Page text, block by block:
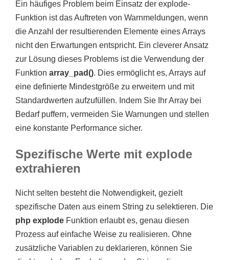
Ein häufiges Problem beim Einsatz der explode-
Funktion ist das Auftreten von Warnmeldungen, wenn
die Anzahl der resultierenden Elemente eines Arrays
nicht den Erwartungen entspricht. Ein cleverer Ansatz
zur Lösung dieses Problems ist die Verwendung der
Funktion array_pad(). Dies ermöglicht es, Arrays auf
eine definierte Mindestgröße zu erweitern und mit
Standardwerten aufzufüllen. Indem Sie Ihr Array bei
Bedarf puffern, vermeiden Sie Warnungen und stellen
eine konstante Performance sicher.
Spezifische Werte mit explode
extrahieren
Nicht selten besteht die Notwendigkeit, gezielt
spezifische Daten aus einem String zu selektieren. Die
php explode Funktion erlaubt es, genau diesen
Prozess auf einfache Weise zu realisieren. Ohne
zusätzliche Variablen zu deklarieren, können Sie